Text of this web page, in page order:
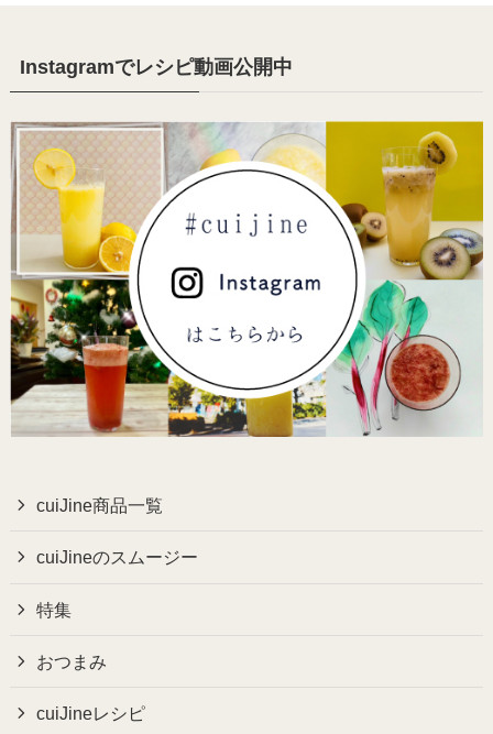
Instagramでレシピ動画公開中
cuiJine商品一覧
cuiJineのスムージー
特集
おつまみ
cuiJineレシピ